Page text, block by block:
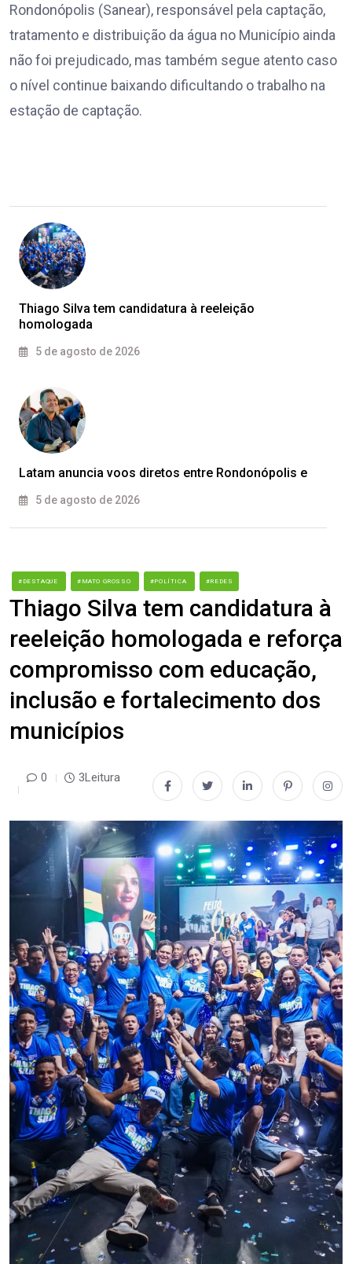
Rondonópolis (Sanear), responsável pela captação,
tratamento e distribuição da água no Município ainda
não foi prejudicado, mas também segue atento caso
o nível continue baixando dificultando o trabalho na
estação de captação.
Thiago Silva tem candidatura à reeleição
homologada
5 de agosto de 2026
Latam anuncia voos diretos entre Rondonópolis e
5 de agosto de 2026
#DESTAQUE #MATO GROSSO #POLÍTICA #REDES
Thiago Silva tem candidatura à
reeleição homologada e reforça
compromisso com educação,
inclusão e fortalecimento dos
municípios
0 3Leitura